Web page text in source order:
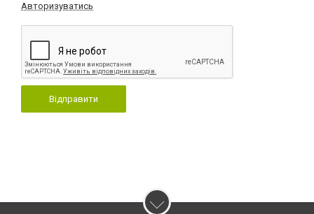
Авторизуватись
Відправити